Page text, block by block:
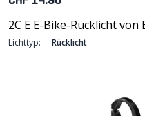
2C E E-Bike-Rücklicht von
Lichttyp: Rücklicht